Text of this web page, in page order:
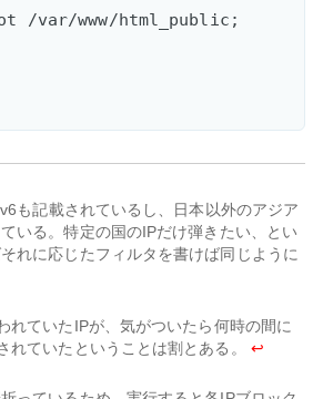
/var/www/html_public;
も記載されているし、日本以外のアジア
いる。特定の国のIPだけ弾きたい、とい
れに応じたフィルタを書けば同じように
れていたIPが、気がついたら何時の間に
れていたということは割とある。 ↩